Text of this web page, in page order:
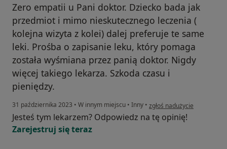
Zero empatii u Pani doktor. Dziecko bada jak
przedmiot i mimo nieskutecznego leczenia (
kolejna wizyta z kolei) dalej preferuje te same
leki. Prośba o zapisanie leku, który pomaga
została wyśmiana przez panią doktor. Nigdy
więcej takiego lekarza. Szkoda czasu i
pieniędzy.
31 października 2023 • W innym miejscu • Inny • w opinii użytkownika
zgłoś nadużycie
Jesteś tym lekarzem? Odpowiedz na tę opinię!
Zarejestruj się teraz